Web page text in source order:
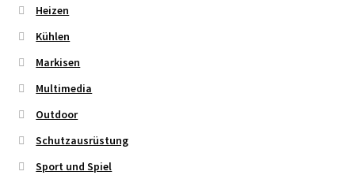
Heizen
Kühlen
Markisen
Multimedia
Outdoor
Schutzausrüstung
Sport und Spiel